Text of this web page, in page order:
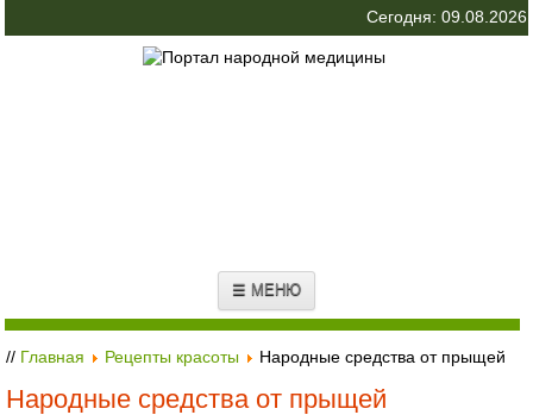
Сегодня: 09.08.2026
☰ МЕНЮ
// Главная Рецепты красоты Народные средства от прыщей
Народные средства от прыщей